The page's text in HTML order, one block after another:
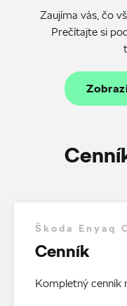
Zaujíma vás, čo
Prečítajte si
Škoda Enyaq
Cenník
Kompletný cenník